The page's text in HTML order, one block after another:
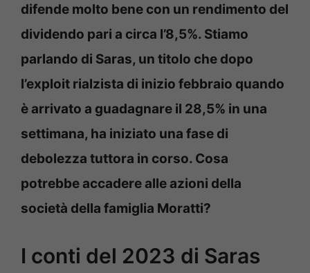
difende molto bene con un rendimento del
dividendo pari a circa l’8,5%. Stiamo
parlando di Saras, un titolo che dopo
l’exploit rialzista di inizio febbraio quando
è arrivato a guadagnare il 28,5% in una
settimana, ha iniziato una fase di
debolezza tuttora in corso. Cosa
potrebbe accadere alle azioni della
società della famiglia Moratti?
I conti del 2023 di Saras